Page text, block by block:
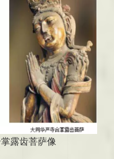
露齿菩萨像